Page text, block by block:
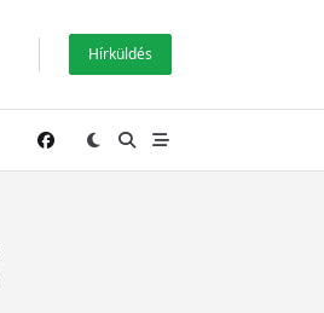
Hírküldés